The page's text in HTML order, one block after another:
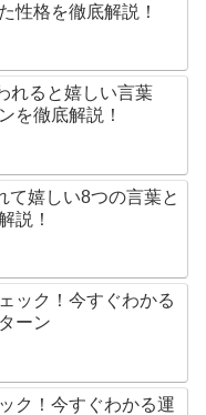
性格を徹底解説！
れると嬉しい言葉
を徹底解説！
て嬉しい8つの言葉と
説！
ック！今すぐわかる
ーン
ク！今すぐわかる運